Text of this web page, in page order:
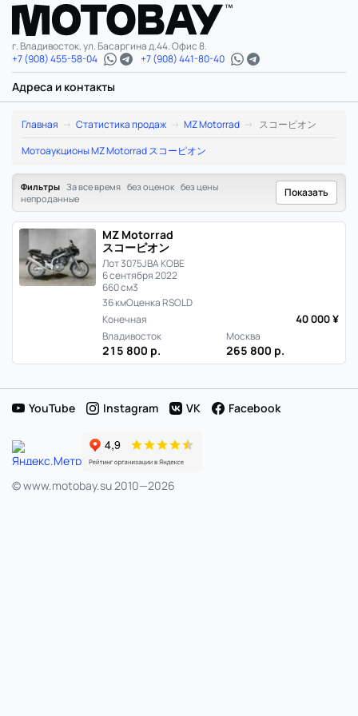
г. Владивосток, ул. Басаргина д.44. Офис 8.
+7 (908) 455-58-04
+7 (908) 441-80-40
Адреса и контакты
MZ
Motorrad
ス
コ
ー
ピ
статистика
цен
и
продаж
в
Главная Статистика продаж MZ Motorrad
スコーピオン
Мотоаукционы MZ Motorrad スコーピオン
Фильтры За все время без оценок без цены
непроданные
Показать
MZ Motorrad
スコーピオン
Лот 3075JBA KOBE
6 сентября 2022
660 см3
36 кмОценка RSOLD
Конечная
40 000 ¥
Владивосток
215 800 р.
Москва
265 800 р.
YouTube Instagram VK Facebook
© www.motobay.su 2010—2026